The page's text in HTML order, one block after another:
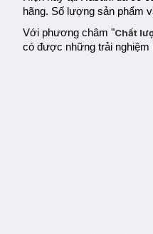
hãng. Số lượng sản phẩm
Với phương châm "Chất
có được những trải nghiệm